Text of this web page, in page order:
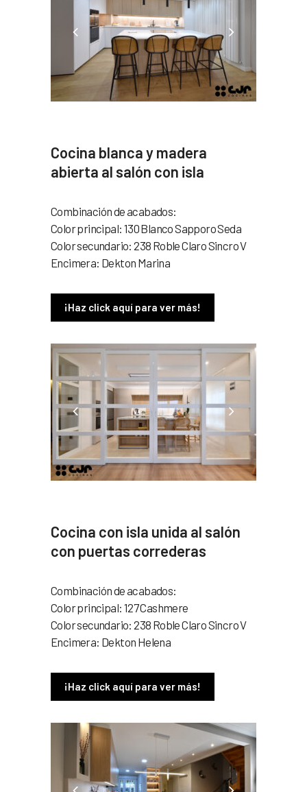
Cocina blanca y madera
abierta al salón con isla
Combinación de acabados:
Color principal: 130 Blanco Sapporo Seda
Color secundario: 238 Roble Claro Sincro V
Encimera: Dekton Marina
¡Haz click aquí para ver más!
Cocina con isla unida al salón
con puertas correderas
Combinación de acabados:
Color principal: 127 Cashmere
Color secundario: 238 Roble Claro Sincro V
Encimera: Dekton Helena
¡Haz click aquí para ver más!